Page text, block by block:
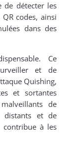
de détecter les
codes, ainsi
dans des
Ce
et de
Quishing,
et sortantes
de
distants et de
contribue à les